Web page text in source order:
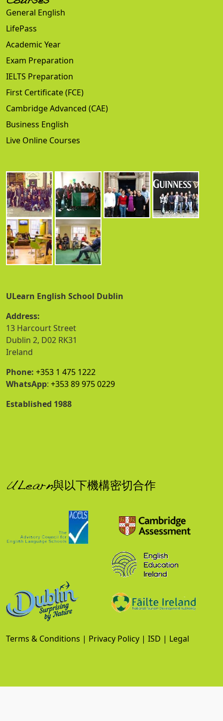
General English
LifePass
Academic Year
Exam Preparation
IELTS Preparation
First Certificate (FCE)
Cambridge Advanced (CAE)
Business English
Live Online Courses
ULearn English School Dublin
Address:
13 Harcourt Street
Dublin 2, D02 RK31
Ireland
Phone: +353 1 475 1222
WhatsApp: +353 89 975 0229
Established 1988
ULearn與以下機構密切合作
Terms & Conditions | Privacy Policy | ISD | Legal